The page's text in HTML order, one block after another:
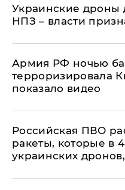
Украинские дроны
НПЗ – власти
Армия РФ ночью
терроризировала
показало видео
Российская ПВО
ракеты, которые в
украинских